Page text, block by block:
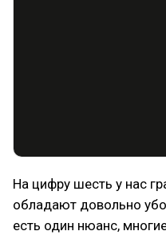
На цифру шесть у нас
обладают довольно
есть один нюанс,